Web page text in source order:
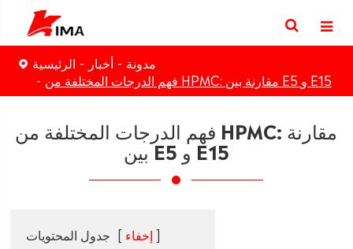
الرئيسية أخبار
مدونة
فهم الدرجات المختلفة من HPMC: مقارنة بين E5 و E15
فهم الدرجات المختلفة من HPMC: مقارنة
بين E5 و E15
جدول المحتويات [ إخفاء ]